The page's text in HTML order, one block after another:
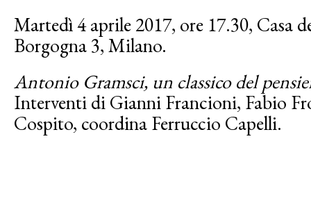
Martedì 4 aprile 2017, ore 17.30, Casa
Borgogna 3, Milano.
Antonio Gramsci, un classico del
Interventi di Gianni Francioni, Fabio
Cospito, coordina Ferruccio Capelli.